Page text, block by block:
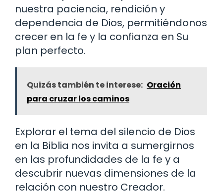
nuestra paciencia, rendición y
dependencia de Dios, permitiéndonos
crecer en la fe y la confianza en Su
plan perfecto.
Quizás también te interese: Oración
para cruzar los caminos
Explorar el tema del silencio de Dios
en la Biblia nos invita a sumergirnos
en las profundidades de la fe y a
descubrir nuevas dimensiones de la
relación con nuestro Creador.